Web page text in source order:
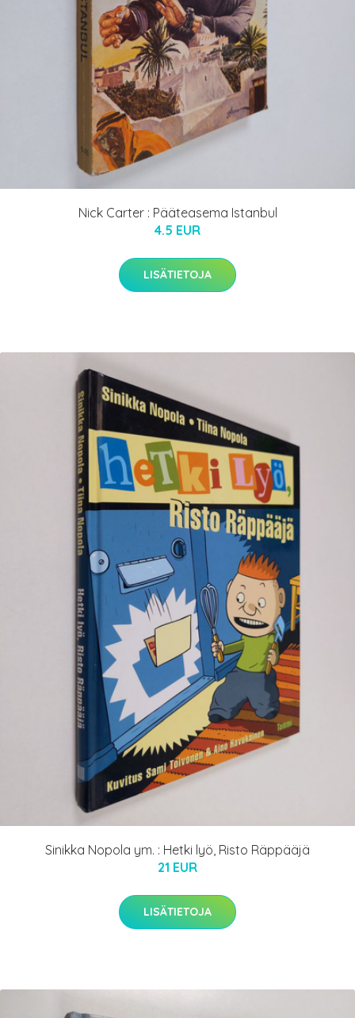
Nick Carter : Pääteasema Istanbul
4.5 EUR
LISÄTIETOJA
Sinikka Nopola ym. : Hetki lyö, Risto Räppääjä
21 EUR
LISÄTIETOJA